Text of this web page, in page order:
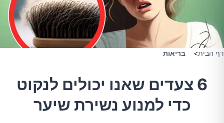
דף הבית> בריאות
6 צעדים שאנו יכולים לנקוט
כדי למנוע נשירת שיער